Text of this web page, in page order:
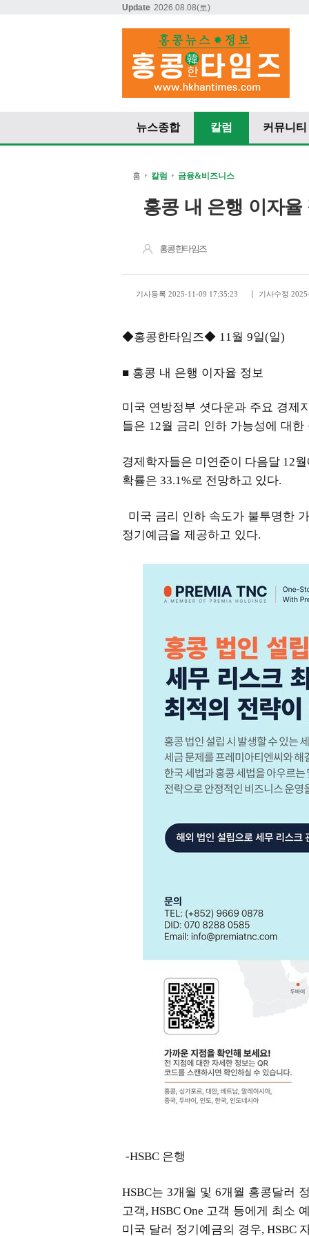
Update 2026.08.08(토)
뉴스종합 칼럼 커뮤니티
홈 칼럼 금융&비즈니스
홍콩 내 은행 이자율
홍콩한타임즈
기사등록 2025-11-09 17:35:23 기사수정
◆홍콩한타임즈◆ 11 월 9일(일)
■ 홍콩 내 은행 이자율 정보
미국 연방정부 셧다운과 주요 경제
들은 12월 금리 인하 가능성에 대
경제학자들은 미연준이 다음달 12
확률은 33.1%로 전망하고 있다.
미국 금리 인하 속도가 불투명한
정기예금을 제공하고 있다.
-HSBC 은행
HSBC는 3개월 및 6개월 홍콩달러
고객, HSBC One 고객 등에게 최소
미국 달러 정기예금의 경우, HSBC